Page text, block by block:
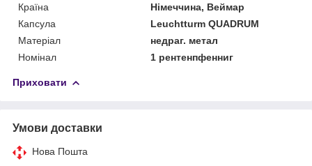
Країна
Німеччина, Веймар
Капсула
Leuchtturm QUADRUM
Матеріал
недраг. метал
Номінал
1 рентенпфенниг
Приховати
Умови доставки
Нова Пошта